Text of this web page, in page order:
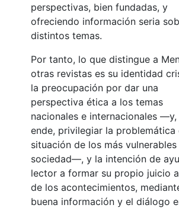
perspectivas, bien fundadas, y
ofreciendo información seria
distintos temas.
Por tanto, lo que distingue a
otras revistas es su identidad
la preocupación por dar una
perspectiva ética a los temas
nacionales e internacionales
ende, privilegiar la problemática
situación de los más vulnerables
sociedad—, y la intención de
lector a formar su propio juicio
de los acontecimientos,
buena información y el diálogo